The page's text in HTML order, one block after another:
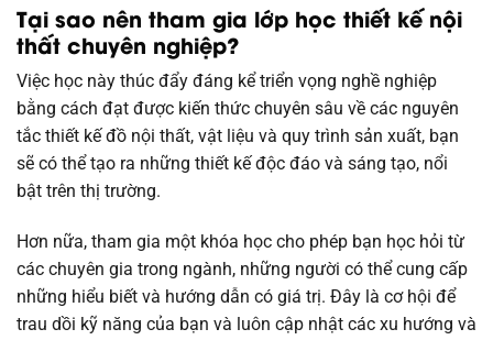
Tại sao nên tham gia lớp học thiết kế nội
thất chuyên nghiệp?
Việc học này thúc đẩy đáng kể triển vọng nghề nghiệp
bằng cách đạt được kiến ​​thức chuyên sâu về các nguyên
tắc thiết kế đồ nội thất, vật liệu và quy trình sản xuất, bạn
sẽ có thể tạo ra những thiết kế độc đáo và sáng tạo, nổi
bật trên thị trường.
Hơn nữa, tham gia một khóa học cho phép bạn học hỏi từ
các chuyên gia trong ngành, những người có thể cung cấp
những hiểu biết và hướng dẫn có giá trị. Đây là cơ hội để
trau dồi kỹ năng của bạn và luôn cập nhật các xu hướng và